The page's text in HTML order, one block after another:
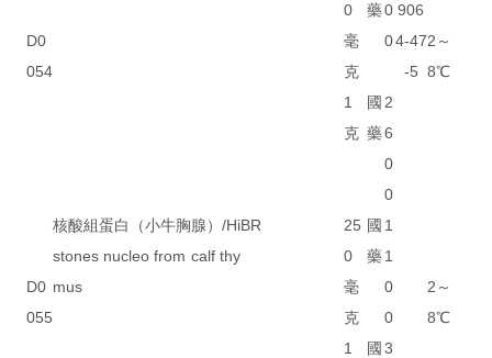
D0
054
0
毫
克
藥0
0
906
4-47
-5
2～
8℃
1
克
國
藥
2
6
0
0
D0
055
核酸組蛋白（小牛胸腺）/Hi
stones nucleo from calf thy
mus
BR
25
0
毫
克
國
藥
1
1
0
0
2～
8℃
1
國 3